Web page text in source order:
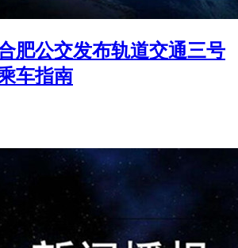
肥公交发布轨道交通三号
车指南